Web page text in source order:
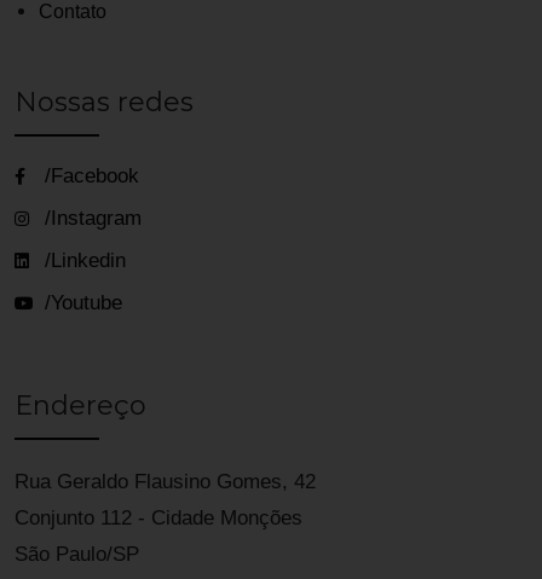
Contato
Nossas redes
/Facebook
/Instagram
/Linkedin
/Youtube
Endereço
Rua Geraldo Flausino Gomes, 42
Conjunto 112 - Cidade Monções
São Paulo/SP